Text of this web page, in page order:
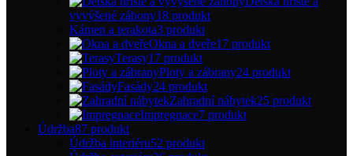
vyvýšené záhony18 produkt
Kámen a terakota3 produkt
Okna a dveře17 produkt
Terasy17 produkt
Ploty a zábrany24 produkt
Fasády24 produkt
Zahradní nábytek25 produkt
Impregnace7 produkt
Údržba87 produkt
Údržba interiéru52 produkt